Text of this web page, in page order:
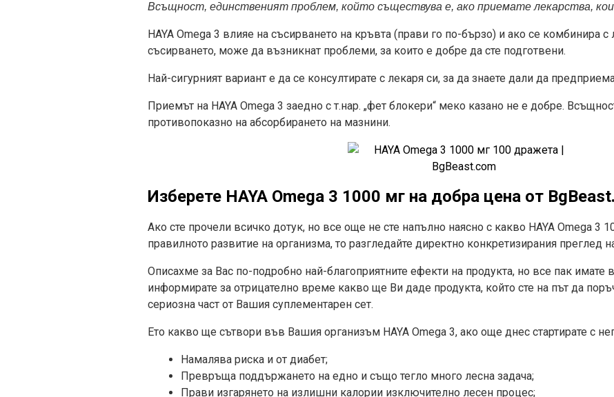
Всъщност, единственият проблем, който съществува е, ако приемате лекарства,
HAYA Omega 3 влияе на съсирването на кръвта (прави го по-бързо) и ако се комбинира
съсирването, може да възникнат проблеми, за които е добре да сте подготвени.
Най-сигурният вариант е да се консултирате с лекаря си, за да знаете дали да
Приемът на HAYA Omega 3 заедно с т.нар. „фет блокери“ меко казано не е добре.
противопоказно на абсорбирането на мазнини.
Изберете HAYA Omega 3 1000 мг на добра цена от
Ако сте прочели всичко дотук, но все още не сте напълно наясно с какво HAYA Omega 3
правилното развитие на организма, то разгледайте директно конкретизирания преглед
Описахме за Вас по-подробно най-благоприятните ефекти на продукта, но все пак имате
информирате за отрицателно време какво ще Ви даде продукта, който сте на път да
сериозна част от Вашия суплементарен сет.
Ето какво ще сътвори във Вашия организъм HAYA Omega 3, ако още днес стартирате с
Намалява риска и от диабет;
Превръща поддържането на едно и също тегло много лесна задача;
Прави изгарянето на излишни калории изключително лесен процес;